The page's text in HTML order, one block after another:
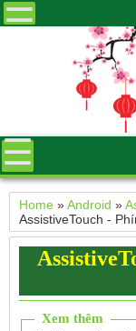
Home »Android »
AssistiveTouch -
Xem thêm